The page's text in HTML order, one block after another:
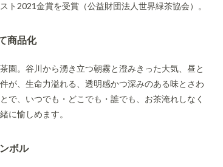
2021金賞を受賞（公益財団法人世界緑茶協会）。
商品化
園。谷川から湧き立つ朝霧と澄みきった大気、昼と
が、生命力溢れる、透明感かつ深みのある味とさわ
で、いつでも・どこでも・誰でも、お茶淹れしなく
に愉しめます。
ボル